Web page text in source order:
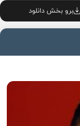
برو بخش دانلود